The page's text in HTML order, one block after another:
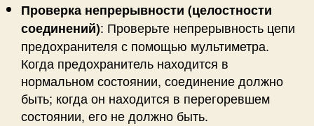
Проверка непрерывности (целостности
соединений): Проверьте непрерывность цепи
предохранителя с помощью мультиметра.
Когда предохранитель находится в
нормальном состоянии, соединение должно
быть; когда он находится в перегоревшем
состоянии, его не должно быть.